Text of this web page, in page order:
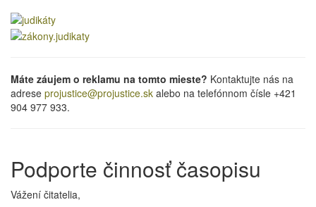
Máte záujem o reklamu na tomto mieste? Kontaktujte nás na
adrese projustice@projustice.sk alebo na telefónnom čísle +421
904 977 933.
Podporte činnosť časopisu
Vážení čitatelia,